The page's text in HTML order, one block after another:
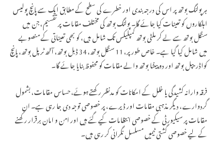
ہر پولنگ بوتھ پر اس کی درجہ بندی اور خطرے کی سطح کے مطابق ایک سے پانچ پولیس
اہلکاروں کو تعینات کیا جائے گا۔ پولنگ بوتھ کی مختلف مقامات پر تقسیم، جن میں
سنگل بوتھ سے لے کر ملٹی بوتھ کمپلیکس تک شامل ہیں، کو بھی تعیناتی کے منصوبے
میں شامل کیا گیا ہے۔ خاص طور پر، 11 سنگل بوتھ، 34 ڈبل بوتھ، آٹھ ٹرپل بوتھ، پانچ
کواڈریپل بوتھ اور دو پینٹا بوتھ والے مقامات کو محفوظ بنایا جائے گا۔
فرقہ وارانہ کشیدگی یا خلل کے امکانات کو مدنظر رکھتے ہوئے، حساس مقامات، بشمول
گردوارے، دیگر مذہبی مقامات اور ڈیرے، پر خصوصی توجہ دی جا رہی ہے۔ ان
مقامات پر سیکیورٹی کے خصوصی انتظامات کیے گئے ہیں اور امن و امان برقرار رکھنے
کے لیے خصوصی گشتی ٹیمیں مسلسل نگرانی کر رہی ہیں۔